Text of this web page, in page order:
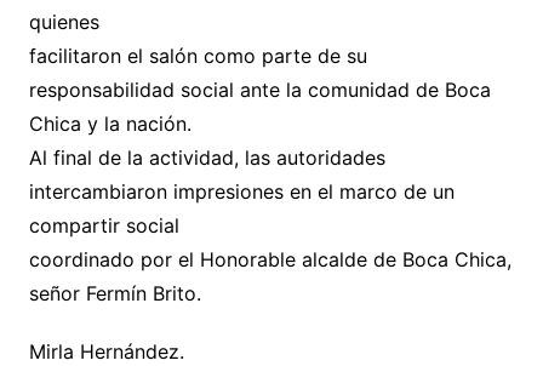
quienes
facilitaron el salón como parte de su
responsabilidad social ante la comunidad de Boca
Chica y la nación.
Al final de la actividad, las autoridades
intercambiaron impresiones en el marco de un
compartir social
coordinado por el Honorable alcalde de Boca Chica,
señor Fermín Brito.
Mirla Hernández.